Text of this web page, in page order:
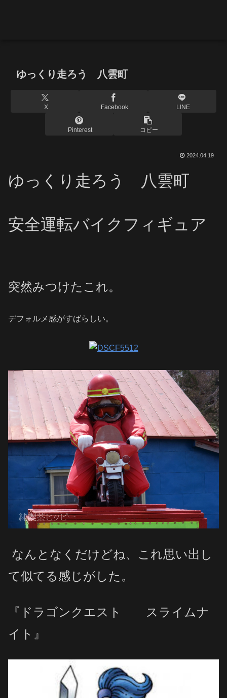
ゆっくり走ろう 八雲町
X Facebook LINE
Pinterest コピー
2024.04.19
ゆっくり走ろう 八雲町
安全運転バイクフィギュア
突然みつけたこれ。
デフォルメ感がすばらしい。
なんとなくだけどね、これ思い出し
て似てる感じがした。
『 ドラゴンクエスト スライムナ
イト』